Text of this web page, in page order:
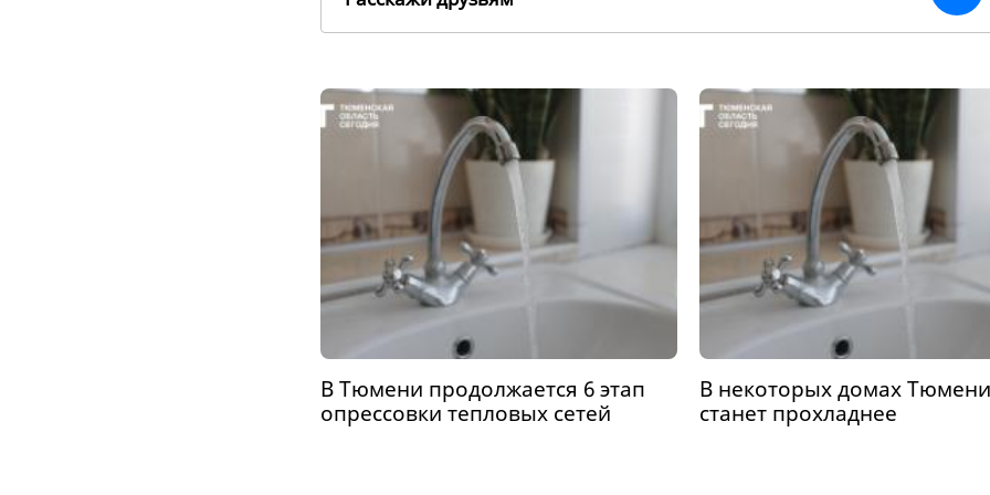
В Тюмени продолжается 6 этап
опрессовки тепловых сетей
В некоторых домах
станет прохладнее